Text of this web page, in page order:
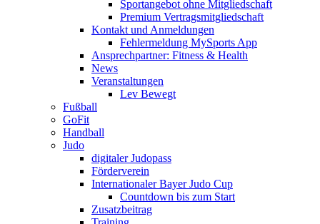
Sportangebot ohne Mitgliedschaft
Premium Vertragsmitgliedschaft
Kontakt und Anmeldungen
Fehlermeldung MySports App
Ansprechpartner: Fitness & Health
News
Veranstaltungen
Lev Bewegt
Fußball
GoFit
Handball
Judo
digitaler Judopass
Förderverein
Internationaler Bayer Judo Cup
Countdown bis zum Start
Zusatzbeitrag